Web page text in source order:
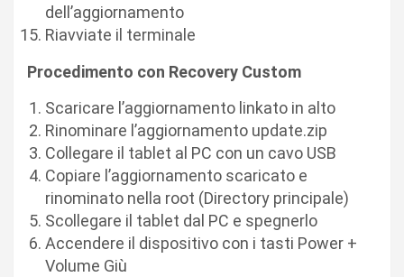
dell’aggiornamento
Riavviate il terminale
Procedimento con Recovery Custom
Scaricare l’aggiornamento linkato in alto
Rinominare l’aggiornamento update.zip
Collegare il tablet al PC con un cavo USB
Copiare l’aggiornamento scaricato e
rinominato nella root (Directory principale)
Scollegare il tablet dal PC e spegnerlo
Accendere il dispositivo con i tasti Power +
Volume Giù